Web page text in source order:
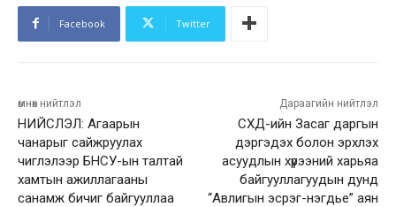
Facebook Twitter
өмнөх нийтлэл
НИЙСЛЭЛ: Агаарын
чанарыг сайжруулах
чиглэлээр БНСУ-ын талтай
хамтын ажиллагааны
санамж бичиг байгууллаа
Дараагийн нийтлэл
СХД-ийн Засаг даргын
дэргэдэх болон эрхлэх
асуудлын хүрээний харьяа
байгууллагуудын дунд
“Авлигын эсрэг-нэгдье” аян